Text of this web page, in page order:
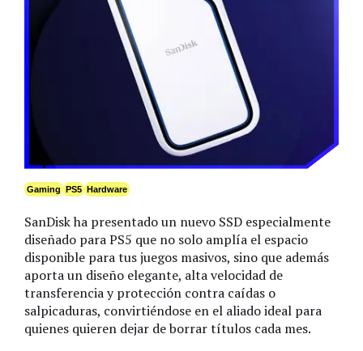
Gaming PS5 Hardware
SanDisk ha presentado un nuevo SSD especialmente
diseñado para PS5 que no solo amplía el espacio
disponible para tus juegos masivos, sino que además
aporta un diseño elegante, alta velocidad de
transferencia y protección contra caídas o
salpicaduras, convirtiéndose en el aliado ideal para
quienes quieren dejar de borrar títulos cada mes.